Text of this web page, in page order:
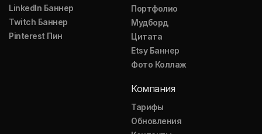
LinkedIn Баннер
Twitch Баннер
Pinterest Пин
Портфолио
Мудборд
Цитата
Etsy Баннер
Фото Коллаж
Компания
Тарифы
Обновления